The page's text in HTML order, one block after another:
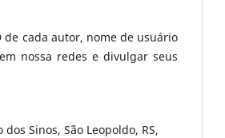
de cada autor, nome de usuário
nossa redes e divulgar seus
Sinos, São Leopoldo, RS,